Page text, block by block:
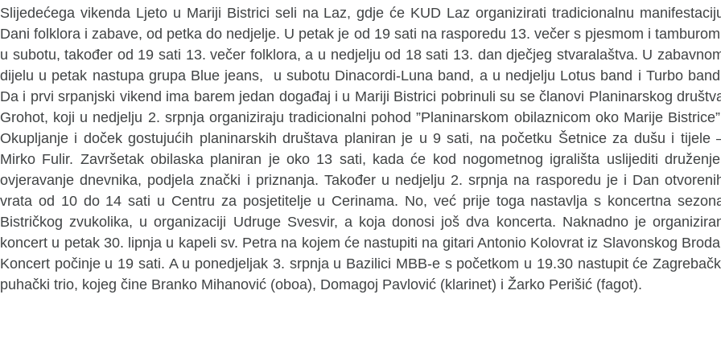
Slijedećega vikenda Ljeto u Mariji Bistrici seli na Laz, gdje će KUD Laz organizirati tradicionalnu
Dani folklora i zabave, od petka do nedjelje. U petak je od 19 sati na rasporedu 13. večer s pjesmom i
u subotu, također od 19 sati 13. večer folklora, a u nedjelju od 18 sati 13. dan dječjeg stvaralaštva. U
dijelu u petak nastupa grupa Blue jeans, u subotu Dinacordi-Luna band, a u nedjelju Lotus band i Turbo
Da i prvi srpanjski vikend ima barem jedan događaj i u Mariji Bistrici pobrinuli su se članovi Planinarskog
Grohot, koji u nedjelju 2. srpnja organiziraju tradicionalni pohod ”Planinarskom obilaznicom oko Marije
Okupljanje i doček gostujućih planinarskih društava planiran je u 9 sati, na početku Šetnice za dušu i tijele
Mirko Fulir. Završetak obilaska planiran je oko 13 sati, kada će kod nogometnog igrališta uslijediti
ovjeravanje dnevnika, podjela znački i priznanja. Također u nedjelju 2. srpnja na rasporedu je i Dan
vrata od 10 do 14 sati u Centru za posjetitelje u Cerinama. No, već prije toga nastavlja s koncertna
Bistričkog zvukolika, u organizaciji Udruge Svesvir, a koja donosi još dva koncerta. Naknadno je
koncert u petak 30. lipnja u kapeli sv. Petra na kojem će nastupiti na gitari Antonio Kolovrat iz Slavonskog
Koncert počinje u 19 sati. A u ponedjeljak 3. srpnja u Bazilici MBB-e s početkom u 19.30 nastupit će
puhački trio, kojeg čine Branko Mihanović (oboa), Domagoj Pavlović (klarinet) i Žarko Perišić (fagot).